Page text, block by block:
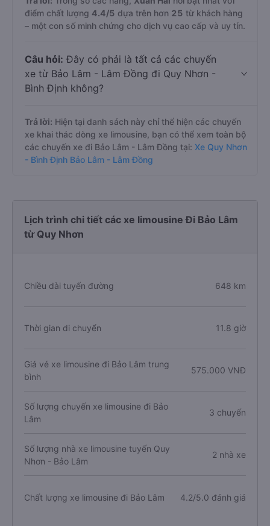
điểm chất lượng 4.4/5 dựa trên hơn 25 từ khách hàng
– một con số minh chứng cho dịch vụ cao cấp và uy tín.
Câu hỏi: Đây có phải là tất cả các chuyến
xe từ Bảo Lâm - Lâm Đồng đi Quy Nhơn -
Bình Định không?
Trả lời: Hiện tại danh sách này chỉ thể hiện các chuyến
xe khai thác dòng xe limousine, bạn có thể xem toàn bộ
các chuyến xe đi Bảo Lâm - Lâm Đồng tại: Xe Quy Nhơn
- Bình Định Bảo Lâm - Lâm Đồng
Lịch trình chi tiết các xe limousine Đi Bảo Lâm
từ Quy Nhơn
Chiều dài tuyến đường 648 km
Thời gian di chuyển 11.8 giờ
Giá vé xe limousine đi Bảo Lâm trung
bình
575.000 VNĐ
Số lượng chuyến xe limousine đi Bảo
Lâm
3 chuyến
Số lượng nhà xe limousine tuyến Quy
Nhơn - Bảo Lâm
2 nhà xe
Chất lượng xe limousine đi Bảo Lâm 4.2/5.0 đánh giá